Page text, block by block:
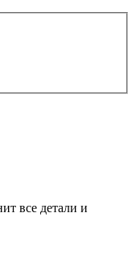
все детали и